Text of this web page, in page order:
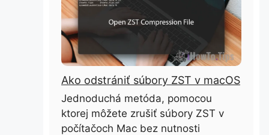
Ako odstrániť súbory ZST v macOS
Jednoduchá metóda, pomocou
ktorej môžete zrušiť súbory ZST v
počítačoch Mac bez nutnosti